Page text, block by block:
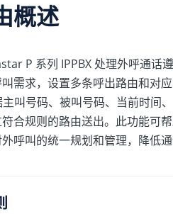
概述
P 系列 IPPBX 处理外呼通话
需求，设置多条呼出路由和对
主叫号码、被叫号码、当前时间
合规则的路由送出。此功能可
呼叫的统一规划和管理，降低